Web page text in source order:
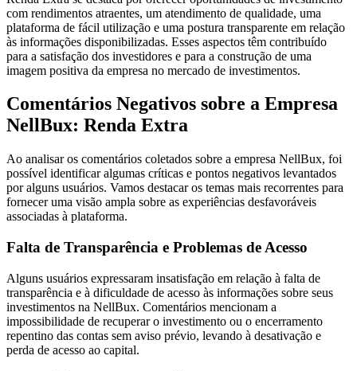
com rendimentos atraentes, um atendimento de qualidade, uma
plataforma de fácil utilização e uma postura transparente em relação
às informações disponibilizadas. Esses aspectos têm contribuído
para a satisfação dos investidores e para a construção de uma
imagem positiva da empresa no mercado de investimentos.
Comentários Negativos sobre a Empresa
NellBux: Renda Extra
Ao analisar os comentários coletados sobre a empresa NellBux, foi
possível identificar algumas críticas e pontos negativos levantados
por alguns usuários. Vamos destacar os temas mais recorrentes para
fornecer uma visão ampla sobre as experiências desfavoráveis
associadas à plataforma.
Falta de Transparência e Problemas de Acesso
Alguns usuários expressaram insatisfação em relação à falta de
transparência e à dificuldade de acesso às informações sobre seus
investimentos na NellBux. Comentários mencionam a
impossibilidade de recuperar o investimento ou o encerramento
repentino das contas sem aviso prévio, levando à desativação e
perda de acesso ao capital.